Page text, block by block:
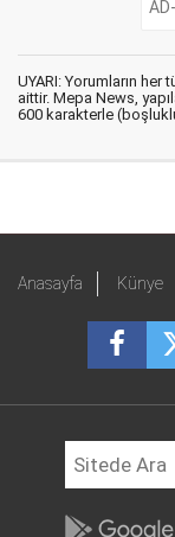
UYARI: Yorumların
aittir. Mepa News,
600 karakterle
Anasayfa Künye